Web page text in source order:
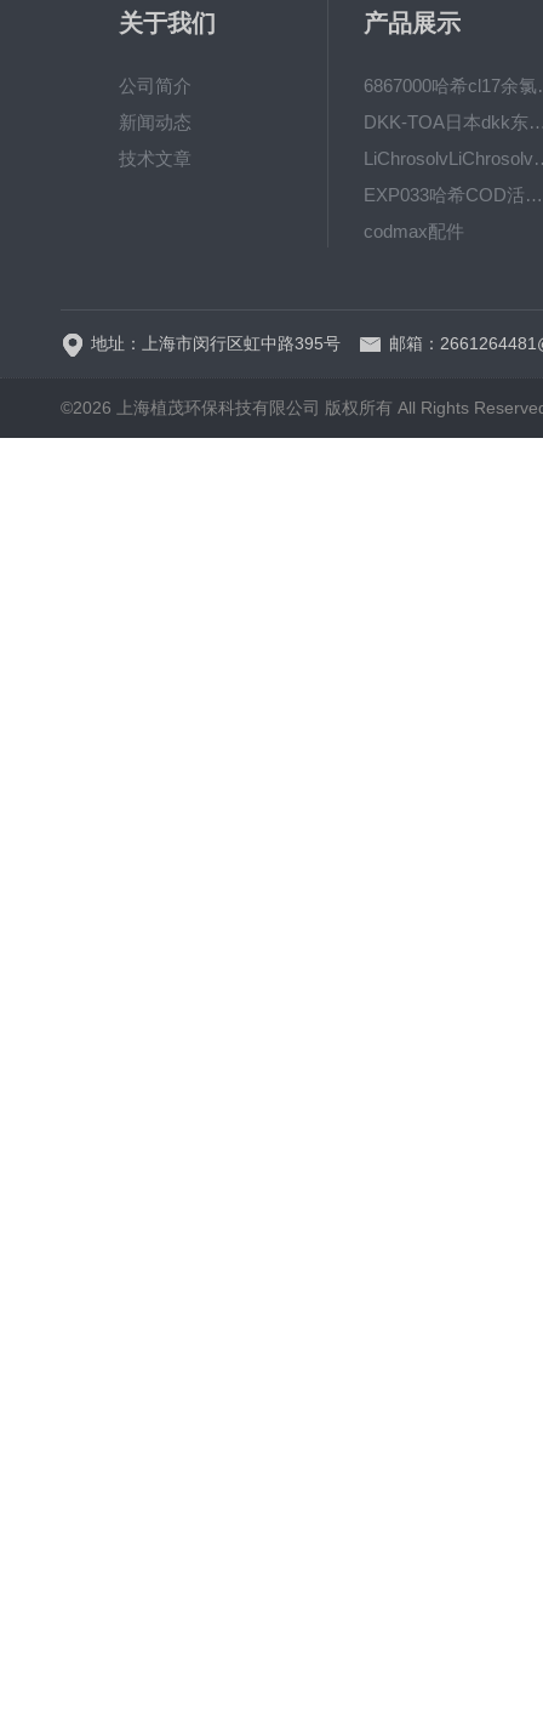
关于我们
公司简介
新闻动态
技术文章
产品展示
6867000
DKK-TOA日本dkk东亚电
EXP033哈希COD活塞泵价格 EXP033
codmax配件
地址：上海市闵行区虹中路395号 邮箱：
©2026 上海植茂环保科技有限公司 版权所有 All Rights